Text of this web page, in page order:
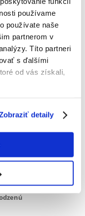
používame
používate naše
partnerom v
Títo partneri
s ďalšími
od vás získali,
detaily
luteín,
posilňujú
kĺby.
a normálnou aktivitou.
času, sú viac ohrozené
nebezpečenstvám,
nepriaznivým
vonku, je dôležité, aby